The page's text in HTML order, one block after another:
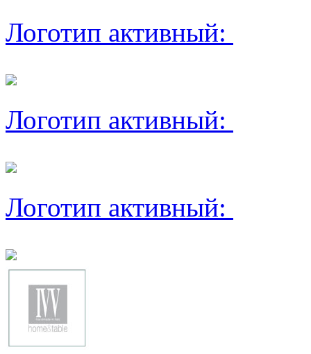
Логотип активный:
Логотип активный:
Логотип активный: